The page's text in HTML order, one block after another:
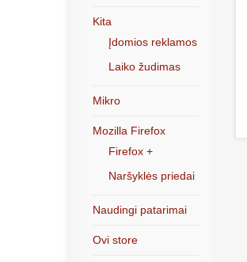
Kita
Įdomios reklamos
Laiko žudimas
Mikro
Mozilla Firefox
Firefox +
Naršyklės priedai
Naudingi patarimai
Ovi store